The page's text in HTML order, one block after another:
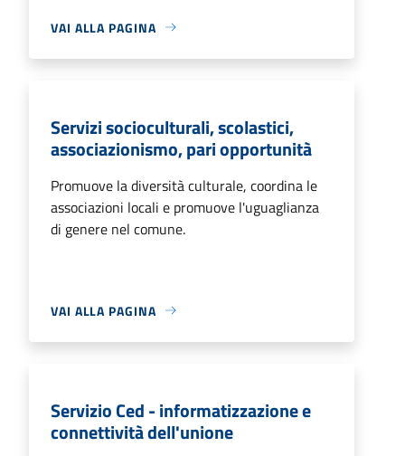
VAI ALLA PAGINA
Servizi socioculturali, scolastici,
associazionismo, pari opportunità
Promuove la diversità culturale, coordina le
associazioni locali e promuove l'uguaglianza
di genere nel comune.
VAI ALLA PAGINA
Servizio Ced - informatizzazione e
connettività dell'unione